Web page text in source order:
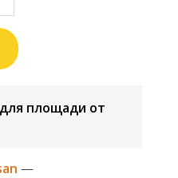
площади от
—